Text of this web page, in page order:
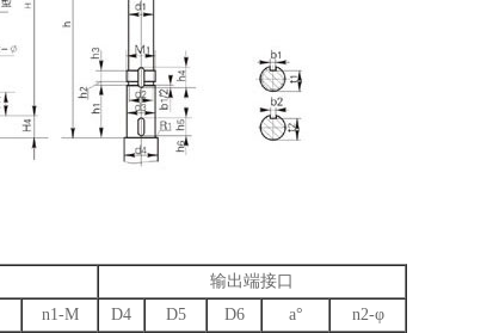
输出端接口
n1-M D4 D5 D6 a° n2-φ